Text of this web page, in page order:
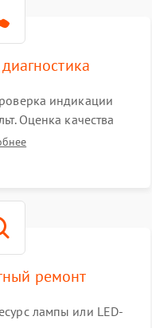
индикации
Оценка качества
наличия артефактов
ремонт
лампы или LED-